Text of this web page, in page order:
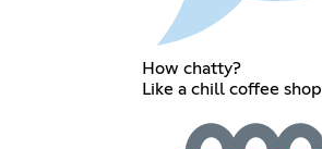
How chatty?
Like a chill coffee shop